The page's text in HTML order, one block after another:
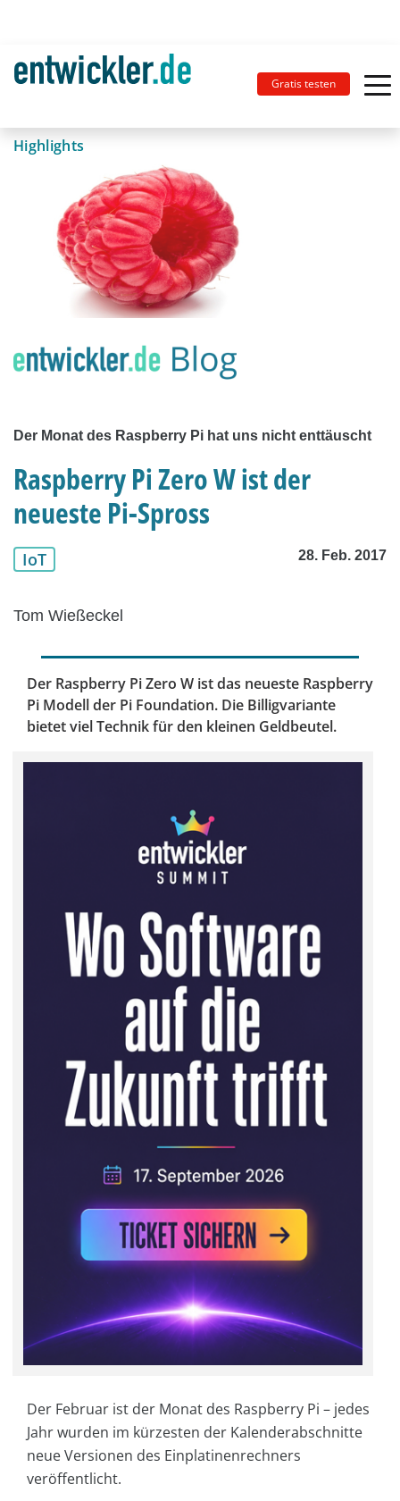
Gratis testen
Highlights
Der Monat des Raspberry Pi hat uns nicht enttäuscht
Raspberry Pi Zero W ist der
neueste Pi-Spross
IoT 28. Feb. 2017
Tom Wießeckel
Der Raspberry Pi Zero W ist das neueste Raspberry
Pi Modell der Pi Foundation. Die Billigvariante
bietet viel Technik für den kleinen Geldbeutel.
Der Februar ist der Monat des Raspberry Pi – jedes
Jahr wurden im kürzesten der Kalenderabschnitte
neue Versionen des Einplatinenrechners
veröffentlicht.